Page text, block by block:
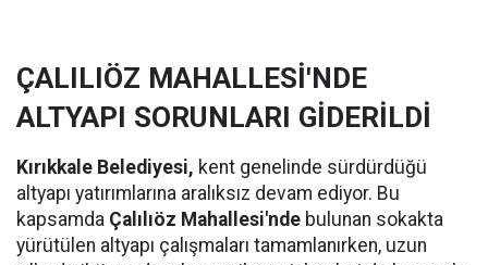
ÇALILIÖZ MAHALLESİ'NDE
ALTYAPI SORUNLARI GİDERİLDİ
Kırıkkale Belediyesi, kent genelinde sürdürdüğü
altyapı yatırımlarına aralıksız devam ediyor. Bu
kapsamda Çalılıöz Mahallesi'nde bulunan sokakta
yürütülen altyapı çalışmaları tamamlanırken, uzun